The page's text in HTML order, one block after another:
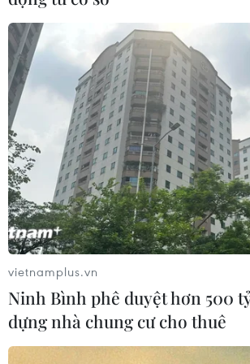
Mỹ ghi nhận ca tử vong đầu tiên
trong mùa dịch cyclosporiasis
04/08/2026 07:11
Xem thêm
CƠ QUAN CHỦ QUẢN: THÔNG TẤN XÃ VIỆT NAM
Tổng Biên tập: TRẦN TIẾN DUẨN
Phó Tổng Biên tập: NGUYỄN THỊ TÁM,
THỦY
vietnamplus.vn
Ninh Bình phê duyệt hơn 500
dựng nhà chung cư cho thuê